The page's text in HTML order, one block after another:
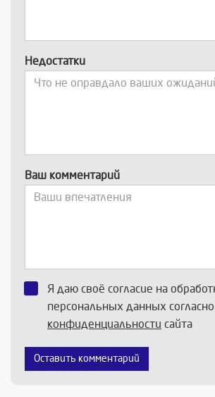
Недостатки
Ваш комментарий
Я даю своё согласие на
персональных данных согласно
конфиденциальности сайта
Оставить комментарий